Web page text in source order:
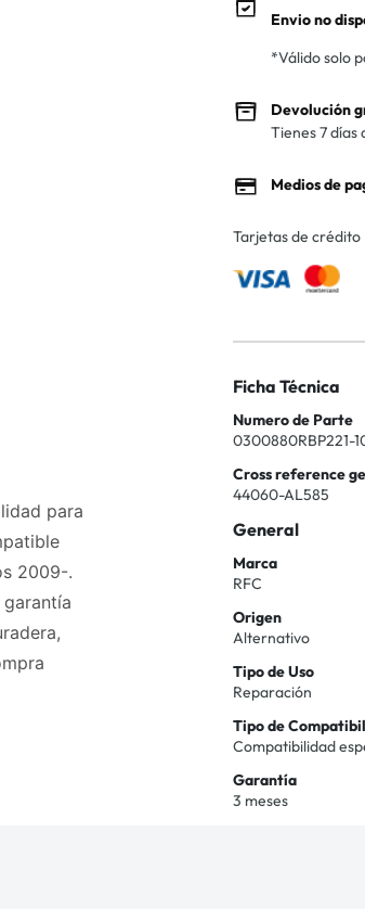
para
2009-.
Envio no
*Válido solo
Devolución
Tienes 7 días
Medios de
Tarjetas de crédito
Ficha Técnica
Numero de Parte
0300880RBP221-
Cross reference
44060-AL585
General
Marca
RFC
Origen
Alternativo
Tipo de Uso
Reparación
Tipo de
Compatibilidad
Garantía
3 meses